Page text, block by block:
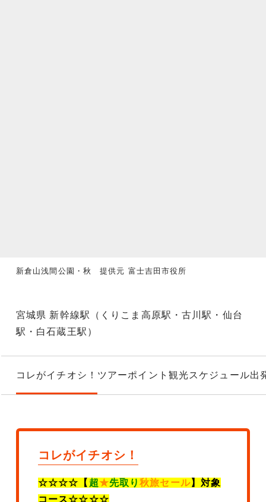
新倉山浅間公園・秋 提供元 富士吉田市役所
宮城県 新幹線駅（くりこま高原駅・古川駅・仙台
駅・白石蔵王駅）
コレがイチオシ！ ツアーポイント 観光スケジュール出
コレがイチオシ！
☆☆☆☆【 超★先取り秋旅セール】対象
コース☆☆☆☆